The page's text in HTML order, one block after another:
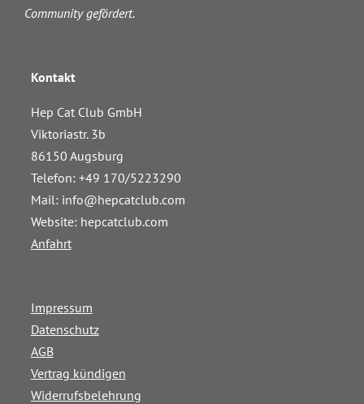
Community gefördert.
Kontakt
Hep Cat Club GmbH
Viktoriastr. 3b
86150 Augsburg
Telefon: +49 170/5223290
Mail: info@hepcatclub.com
Website: hepcatclub.com
Anfahrt
Impressum
Datenschutz
AGB
Vertrag kündigen
Widerrufsbelehrung